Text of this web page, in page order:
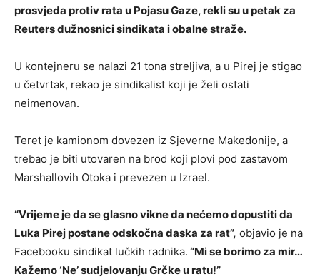
prosvjeda protiv rata u Pojasu Gaze, rekli su u petak za
Reuters dužnosnici sindikata i obalne straže.
U kontejneru se nalazi 21 tona streljiva, a u Pirej je stigao
u četvrtak, rekao je sindikalist koji je želi ostati
neimenovan.
Teret je kamionom dovezen iz Sjeverne Makedonije, a
trebao je biti utovaren na brod koji plovi pod zastavom
Marshallovih Otoka i prevezen u Izrael.
“Vrijeme je da se glasno vikne da nećemo dopustiti da
Luka Pirej postane odskočna daska za rat”, objavio je na
Facebooku sindikat lučkih radnika. “Mi se borimo za mir…
Kažemo ‘Ne’ sudjelovanju Grčke u ratu!”